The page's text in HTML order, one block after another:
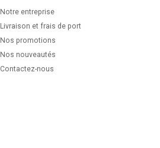
Notre entreprise
Livraison et frais de port
Nos promotions
Nos nouveautés
Contactez-nous